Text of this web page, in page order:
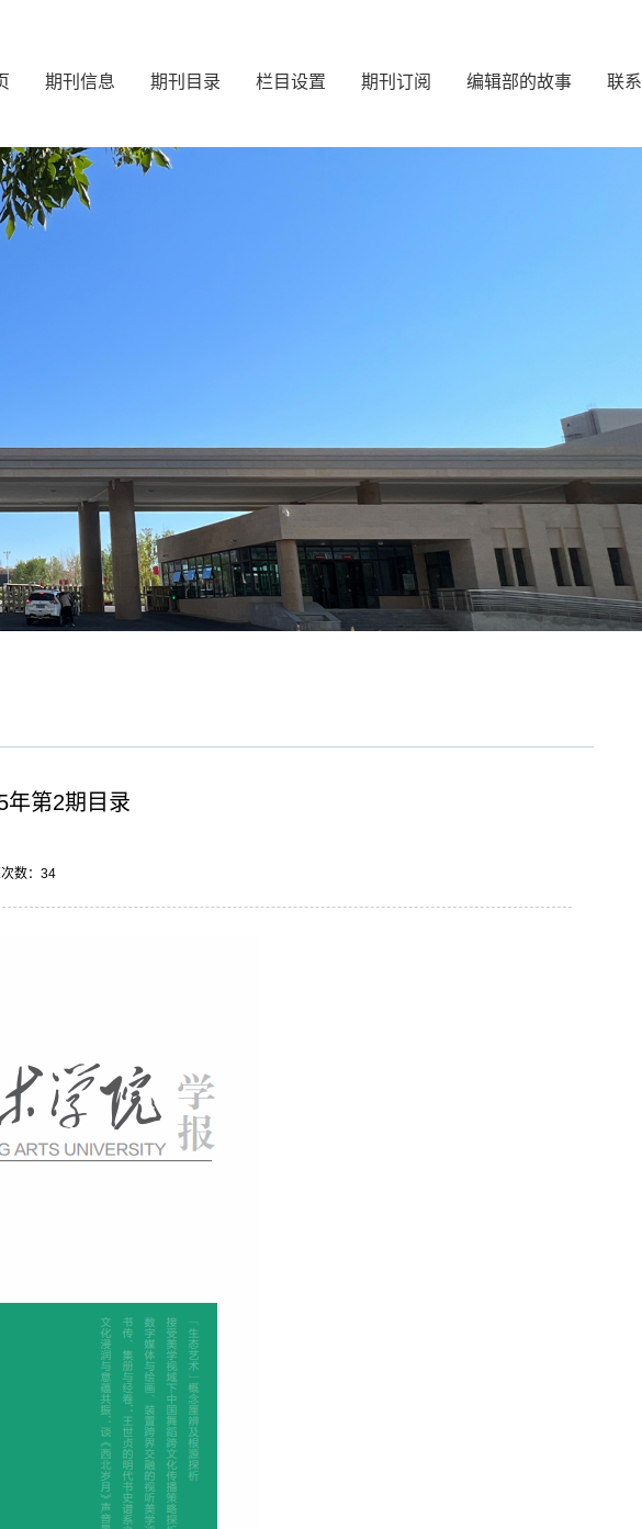
期刊信息 期刊目录 栏目设置 期刊订阅 编辑部的故事 联
年第2期目录
数： 34